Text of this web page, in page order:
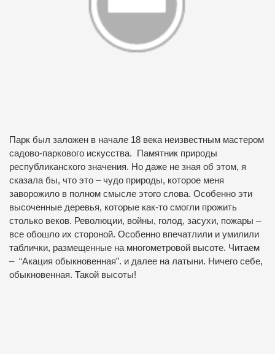
Парк был заложен в начале 18 века неизвестным мастером
садово-паркового искусства. Памятник природы
республиканского значения. Но даже не зная об этом, я
сказала бы, что это – чудо природы, которое меня
заворожило в полном смысле этого слова. Особенно эти
высоченные деревья, которые как-то смогли прожить
столько веков. Революции, войны, голод, засухи, пожары –
все обошло их стороной. Особенно впечатлили и умилили
таблички, размещенные на многометровой высоте. Читаем
– “Акация обыкновенная”. и далее на латыни. Ничего себе,
обыкновенная. Такой высоты!